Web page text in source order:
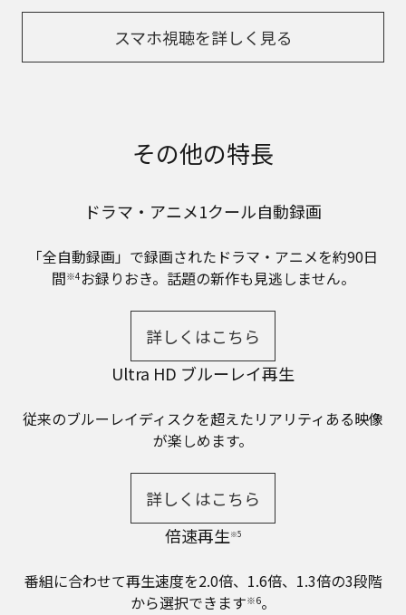
スマホ視聴を詳しく見る
その他の特長
ドラマ・アニメ1クール自動録画
「全自動録画」で録画されたドラマ・アニメを約90日
間※4お録りおき。話題の新作も見逃しません。
詳しくはこちら
Ultra HD ブルーレイ再生
従来のブルーレイディスクを超えたリアリティある映像
が楽しめます。
詳しくはこちら
倍速再生※5
番組に合わせて再生速度を2.0倍、1.6倍、1.3倍の3段階
から選択できます※6。